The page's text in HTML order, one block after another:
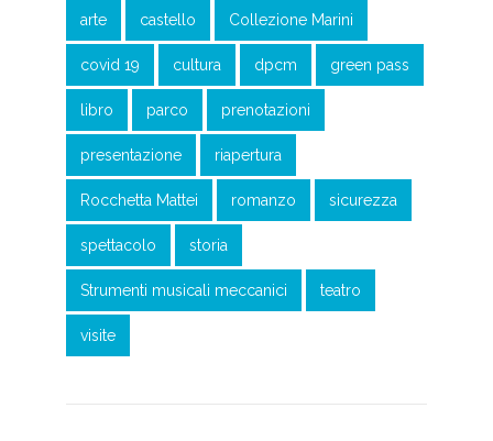
arte castello Collezione Marini
covid 19 cultura dpcm green pass
libro parco prenotazioni
presentazione riapertura
Rocchetta Mattei romanzo sicurezza
spettacolo storia
Strumenti musicali meccanici teatro
visite